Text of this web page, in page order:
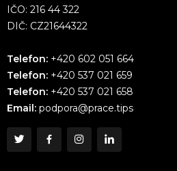
IČO: 216 44 322
DIČ: CZ21644322
Telefon: +420 602 051 664
Telefon: +420 537 021 659
Telefon: +420 537 021 658
Email: podpora@prace.tips